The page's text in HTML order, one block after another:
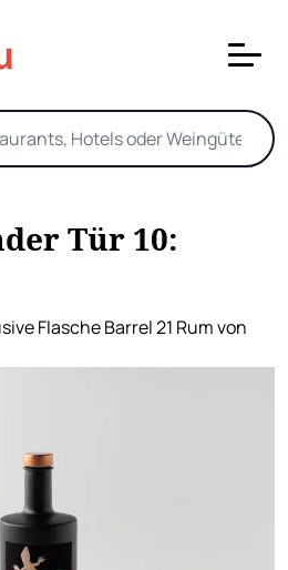
Tür 10:
Flasche Barrel 21 Rum von